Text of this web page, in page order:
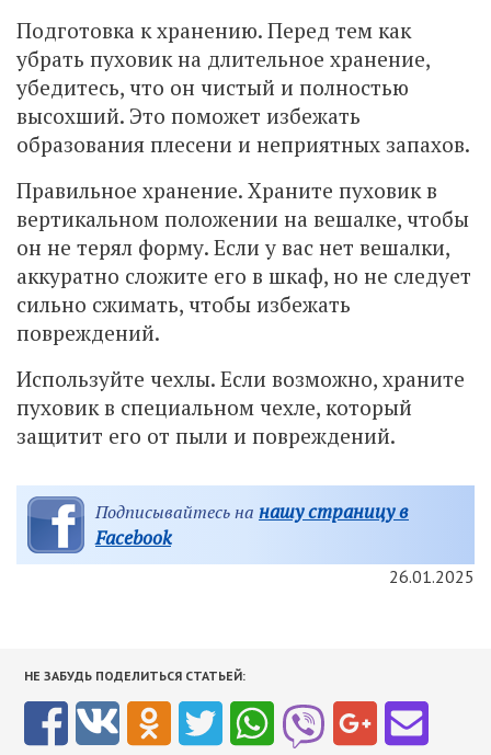
Подготовка к хранению. Перед тем как
убрать пуховик на длительное хранение,
убедитесь, что он чистый и полностью
высохший. Это поможет избежать
образования плесени и неприятных запахов.
Правильное хранение. Храните пуховик в
вертикальном положении на вешалке, чтобы
он не терял форму. Если у вас нет вешалки,
аккуратно сложите его в шкаф, но не следует
сильно сжимать, чтобы избежать
повреждений.
Используйте чехлы. Если возможно, храните
пуховик в специальном чехле, который
защитит его от пыли и повреждений.
Подписывайтесь на нашу страницу в
Facebook
26.01.2025
НЕ ЗАБУДЬ ПОДЕЛИТЬСЯ СТАТЬЕЙ: